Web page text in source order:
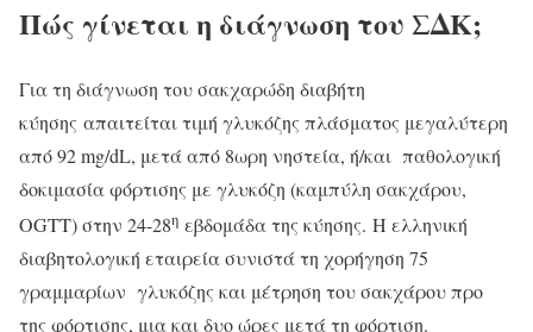
Πώς γίνεται η διάγνωση του ΣΔΚ;
Για τη διάγνωση του σακχαρώδη διαβήτη
κύησης απαιτείται τιμή γλυκόζης πλάσματος μεγαλύτερη
από 92 mg/dL, μετά από 8ωρη νηστεία, ή/και παθολογική
δοκιμασία φόρτισης με γλυκόζη (καμπύλη σακχάρου,
OGTT) στην 24-28η εβδομάδα της κύησης. Η ελληνική
διαβητολογική εταιρεία συνιστά τη χορήγηση 75
γραμμαρίων γλυκόζης και μέτρηση του σακχάρου προ
της φόρτισης, μια και δυο ώρες μετά τη φόρτιση.